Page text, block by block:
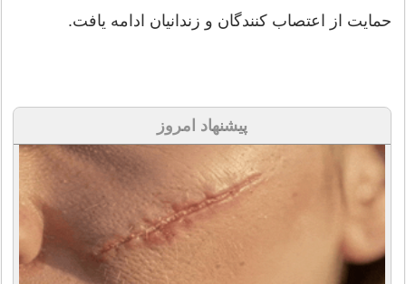
حمایت از اعتصاب كنندگان و زندانیان ادامه یافت.
پیشنهاد امروز